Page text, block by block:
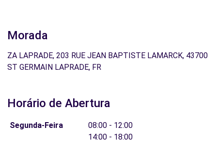
Morada
ZA LAPRADE, 203 RUE JEAN BAPTISTE LAMARCK, 43700
ST GERMAIN LAPRADE, FR
Horário de Abertura
Segunda-Feira
08:00 - 12:00
14:00 - 18:00